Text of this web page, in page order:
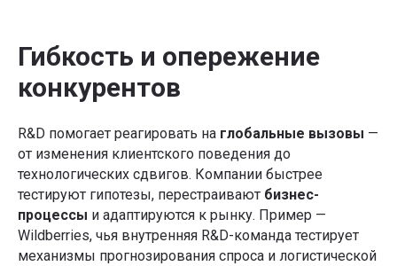
Гибкость и опережение
конкурентов
R&D помогает реагировать на глобальные вызовы —
от изменения клиентского поведения до
технологических сдвигов. Компании быстрее
тестируют гипотезы, перестраивают бизнес-
процессы и адаптируются к рынку. Пример —
Wildberries, чья внутренняя R&D-команда тестирует
механизмы прогнозирования спроса и логистической